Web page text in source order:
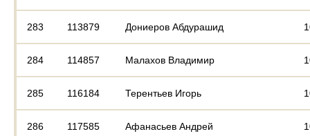
283 113879 Дониеров Абдурашид
284 114857 Малахов Владимир
285 116184 Терентьев Игорь
286 117585 Афанасьев Андрей